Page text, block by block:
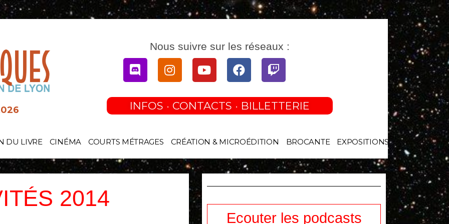
Nous suivre sur les réseaux :
DiscordInstagramYoutubeFacebookTwitch
INFOS · CONTACTS · BILLETTERIE
DU LIVRE CINÉMA COURTS MÉTRAGES CRÉATION & MICROÉDITION BROCANTE EXPOSITIONS
2014
Ecouter les podcasts